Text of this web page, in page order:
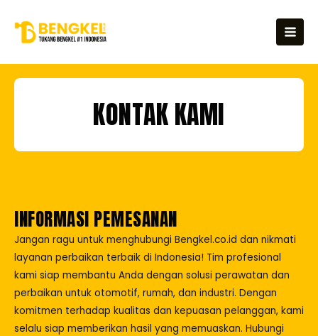
content
KONTAK KAMI
INFORMASI PEMESANAN
Jangan ragu untuk menghubungi Bengkel.co.id dan nikmati
layanan perbaikan terbaik di Indonesia! Tim profesional
kami siap membantu Anda dengan solusi perawatan dan
perbaikan untuk otomotif, rumah, dan industri. Dengan
komitmen terhadap kualitas dan kepuasan pelanggan, kami
selalu siap memberikan hasil yang memuaskan. Hubungi